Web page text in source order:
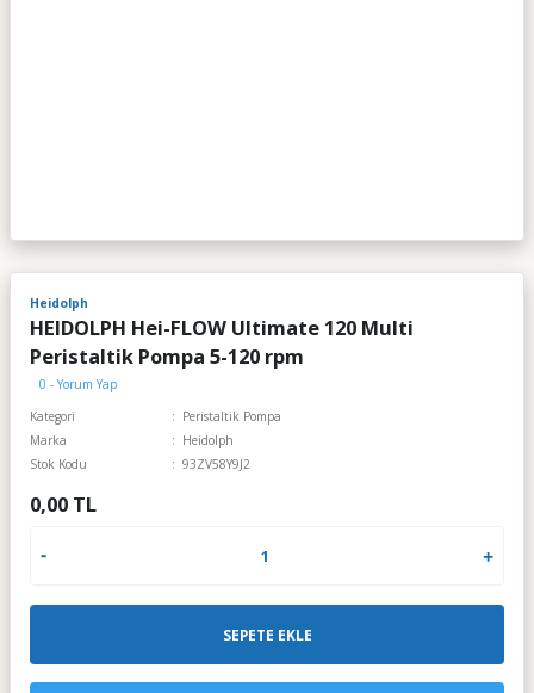
Heidolph
HEIDOLPH Hei-FLOW Ultimate 120 Multi
Peristaltik Pompa 5-120 rpm
0 - Yorum Yap
Kategori
Peristaltik Pompa
Marka
Heidolph
Stok Kodu
93ZV58Y9J2
0,00 TL
SEPETE EKLE